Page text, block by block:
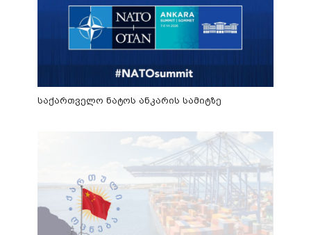
საქართველო ნატოს ანკარის სამიტზე